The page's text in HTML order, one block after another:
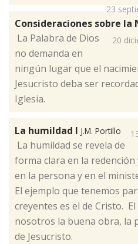
23
Consideraciones sobre la
20
​ La Palabra de Dios
no demanda en
ningún lugar que el
Jesucristo deba ser
Iglesia.
La humildad I J.M. Portillo
La humildad se revela de
forma clara en la
en la persona y en el
El ejemplo que tenemos
creyentes es el de Cristo.
nosotros la buena obra, la
de Jesucristo.